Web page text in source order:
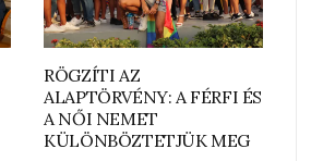
RÖGZÍTI AZ
ALAPTÖRVÉNY: A FÉRFI ÉS
A NŐI NEMET
KÜLÖNBÖZTETJÜK MEG